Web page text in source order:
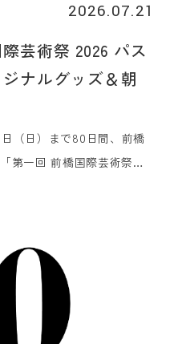
2026.07.21
芸術祭 2026 パス
ナルグッズ＆朝
日（日）まで80日間、前橋
第一回 前橋国際芸術祭
いたします。